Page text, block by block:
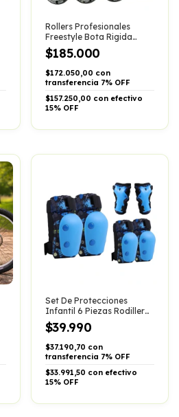
Rollers Profesionales
Freestyle Bota Rigida
Aluminio Abec-9
$185.000
$172.050,00 con
transferencia 7% OFF
$157.250,00 con efectivo
15% OFF
Set De Protecciones
Infantil 6 Piezas Rodillera
Codera Muñeq
$39.990
$37.190,70 con
transferencia 7% OFF
$33.991,50 con efectivo
15% OFF